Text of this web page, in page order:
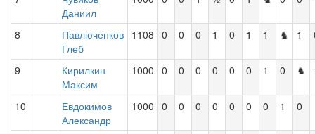
Даниил
8
Павлюченков
Глеб
1108 0 0 0 1 0 1 1 ♞ 1
9
Кирилкин
Максим
1000 0 0 0 0 0 0 1 0 ♞
10
Евдокимов
Александр
1000 0 0 0 0 0 0 0 1 0